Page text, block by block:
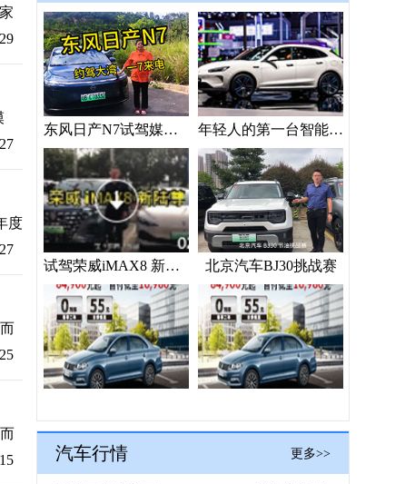
度
东风日产N7试驾媒体“验货” 年轻人的第一台智能座驾？问界新M5 Ultra上海车展抢镜
试驾荣威iMAX8 新陆尊 北京汽车BJ30挑战赛
汽车行情 更多>>